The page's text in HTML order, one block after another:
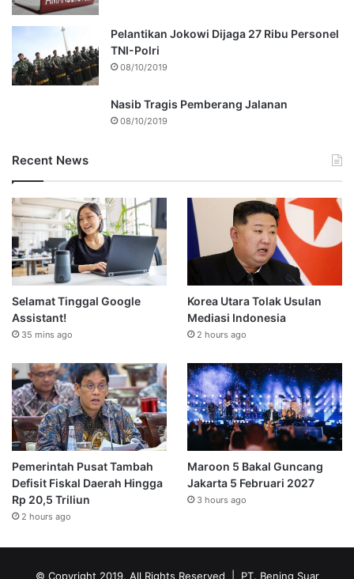
Pelantikan Jokowi Dijaga 27 Ribu Personel
TNI-Polri
08/10/2019
Nasib Tragis Pemberang Jalanan
08/10/2019
Recent News
Selamat Tinggal Google
Assistant!
35 mins ago
Korea Utara Tolak Usulan
Mediasi Indonesia
2 hours ago
Pemerintah Pusat Tambah
Defisit Fiskal Daerah Hingga
Rp 20,5 Triliun
2 hours ago
Maroon 5 Bakal Guncang
Jakarta 5 Februari 2027
3 hours ago
© Copyright 2019, All Rights Reserved | PT. Bening Suar